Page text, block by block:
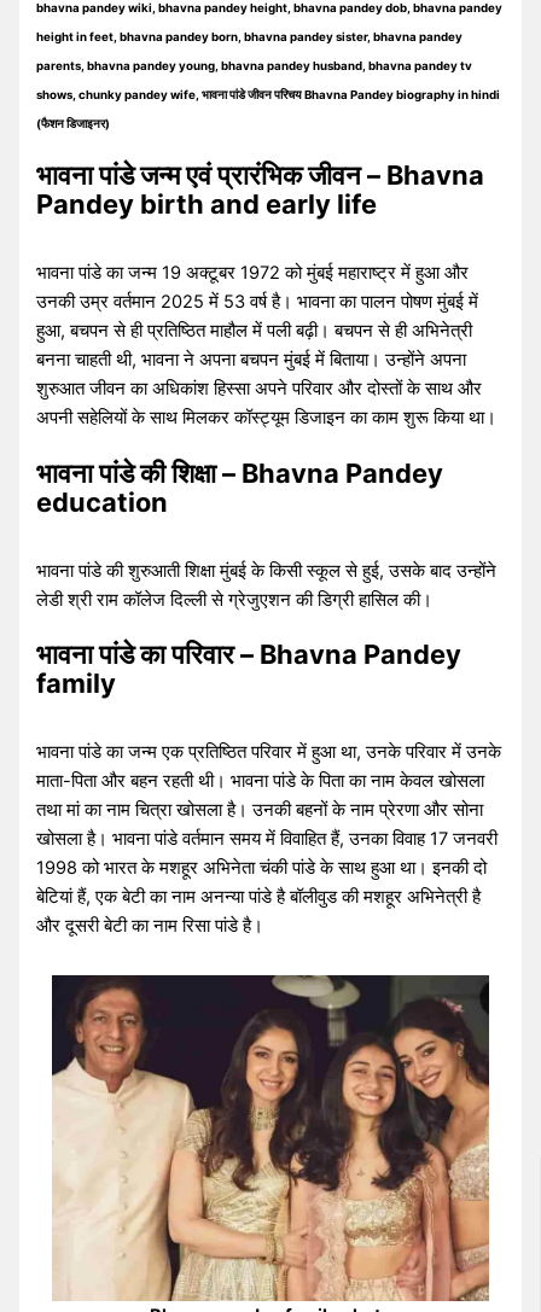
bhavna pandey wiki, bhavna pandey height, bhavna pandey dob, bhavna pandey
height in feet, bhavna pandey born, bhavna pandey sister, bhavna pandey
parents, bhavna pandey young, bhavna pandey husband, bhavna pandey tv
shows, chunky pandey wife, भावना पांडे जीवन परिचय Bhavna Pandey biography in hindi
(फैशन डिजाइनर)
भावना पांडे जन्म एवं प्रारंभिक जीवन – Bhavna
Pandey birth and early life
भावना पांडे का जन्म 19 अक्टूबर 1972 को मुंबई महाराष्ट्र में हुआ और
उनकी उम्र वर्तमान 2025 में 53 वर्ष है। भावना का पालन पोषण मुंबई में
हुआ, बचपन से ही प्रतिष्ठित माहौल में पली बढ़ी। बचपन से ही अभिनेत्री
बनना चाहती थी, भावना ने अपना बचपन मुंबई में बिताया। उन्होंने अपना
शुरुआत जीवन का अधिकांश हिस्सा अपने परिवार और दोस्तों के साथ और
अपनी सहेलियों के साथ मिलकर कॉस्ट्यूम डिजाइन का काम शुरू किया था।
भावना पांडे की शिक्षा – Bhavna Pandey
education
भावना पांडे की शुरुआती शिक्षा मुंबई के किसी स्कूल से हुई, उसके बाद उन्होंने
लेडी श्री राम कॉलेज दिल्ली से ग्रेजुएशन की डिग्री हासिल की।
भावना पांडे का परिवार – Bhavna Pandey
family
भावना पांडे का जन्म एक प्रतिष्ठित परिवार में हुआ था, उनके परिवार में उनके
माता-पिता और बहन रहती थी। भावना पांडे के पिता का नाम केवल खोसला
तथा मां का नाम चित्रा खोसला है। उनकी बहनों के नाम प्रेरणा और सोना
खोसला है। भावना पांडे वर्तमान समय में विवाहित हैं, उनका विवाह 17 जनवरी
1998 को भारत के मशहूर अभिनेता चंकी पांडे के साथ हुआ था। इनकी दो
बेटियां हैं, एक बेटी का नाम अनन्या पांडे है बॉलीवुड की मशहूर अभिनेत्री है
और दूसरी बेटी का नाम रिसा पांडे है।